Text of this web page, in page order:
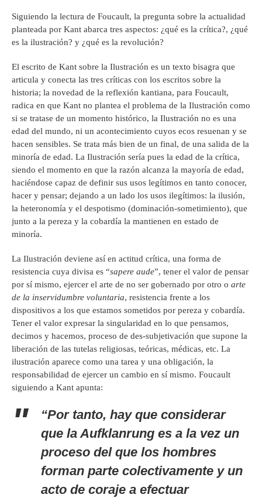
Siguiendo la lectura de Foucault, la pregunta sobre la actualidad
planteada por Kant abarca tres aspectos: ¿qué es la crítica?, ¿qué
es la ilustración? y ¿qué es la revolución?
El escrito de Kant sobre la Ilustración es un texto bisagra que
articula y conecta las tres críticas con los escritos sobre la
historia; la novedad de la reflexión kantiana, para Foucault,
radica en que Kant no plantea el problema de la Ilustración como
si se tratase de un momento histórico, la Ilustración no es una
edad del mundo, ni un acontecimiento cuyos ecos resuenan y se
hacen sensibles. Se trata más bien de un final, de una salida de la
minoría de edad. La Ilustración sería pues la edad de la crítica,
siendo el momento en que la razón alcanza la mayoría de edad,
haciéndose capaz de definir sus usos legítimos en tanto conocer,
hacer y pensar; dejando a un lado los usos ilegítimos: la ilusión,
la heteronomía y el despotismo (dominación-sometimiento), que
junto a la pereza y la cobardía la mantienen en estado de
minoría.
La Ilustración deviene así en actitud crítica, una forma de
resistencia cuya divisa es “sapere aude”, tener el valor de pensar
por sí mismo, ejercer el arte de no ser gobernado por otro o arte
de la inservidumbre voluntaria, resistencia frente a los
dispositivos a los que estamos sometidos por pereza y cobardía.
Tener el valor expresar la singularidad en lo que pensamos,
decimos y hacemos, proceso de des-subjetivación que supone la
liberación de las tutelas religiosas, teóricas, médicas, etc. La
ilustración aparece como una tarea y una obligación, la
responsabilidad de ejercer un cambio en sí mismo. Foucault
siguiendo a Kant apunta:
“Por tanto, hay que considerar
que laAufklanrung es a la vez un
proceso del que los hombres
forman parte colectivamente y un
acto de coraje a efectuar